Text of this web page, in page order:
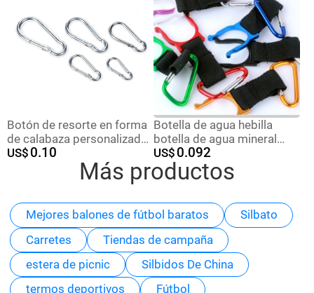
Botón de resorte en forma
de calabaza personalizado
de acero al carbono
galvanizado botón de
seguro de seguridad botón
mascotas botón de
montaña
US$ 0.10
Botella de agua hebilla
botella de agua mineral
hebilla botella de agua
hebilla botella de bebida
hebilla colgante rápida
US$ 0.092
Más productos
Mejores balones de fútbol baratos
Silbato
Carretes
Tiendas de campaña
estera de picnic
Silbidos De China
termos deportivos
Fútbol